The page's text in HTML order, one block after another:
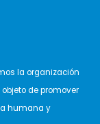
la organización
de promover
humana y